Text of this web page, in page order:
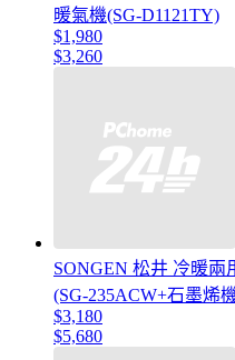
暖氣機(SG-D1121TY)
$1,980
$3,260
SONGEN 松井 冷暖
(SG-235ACW+石墨烯
$3,180
$5,680